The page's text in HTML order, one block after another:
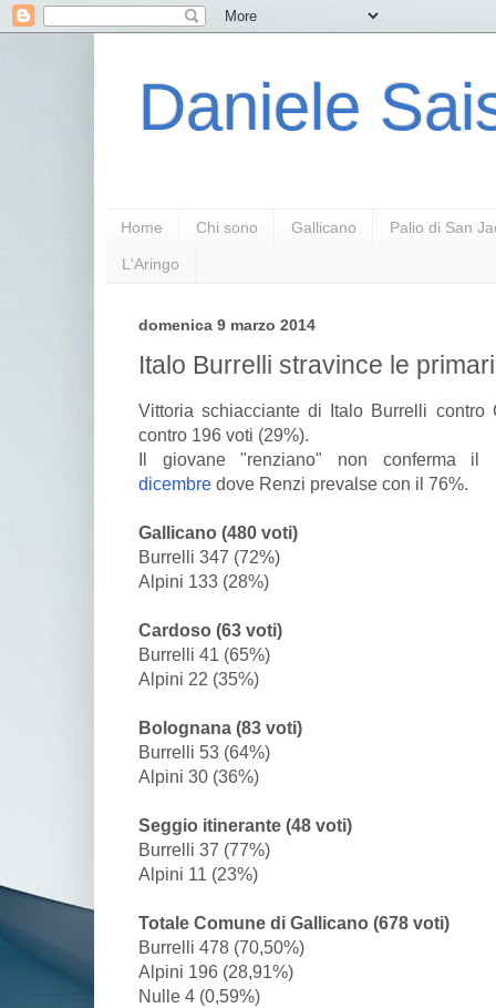
Daniele
Home Chi sono Gallicano Palio di San
L'Aringo
domenica 9 marzo 2014
Italo Burrelli stravince le
Vittoria schiacciante di Italo Burrelli contro
contro 196 voti (29%).
Il giovane "renziano" non conferma
dicembre dove Renzi prevalse con il 76%.
Gallicano (480 voti)
Burrelli 347 (72%)
Alpini 133 (28%)
Cardoso (63 voti)
Burrelli 41 (65%)
Alpini 22 (35%)
Bolognana (83 voti)
Burrelli 53 (64%)
Alpini 30 (36%)
Seggio itinerante (48 voti)
Burrelli 37 (77%)
Alpini 11 (23%)
Totale Comune di Gallicano (678 voti)
Burrelli 478 (70,50%)
Alpini 196 (28,91%)
Nulle 4 (0,59%)